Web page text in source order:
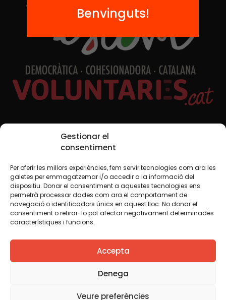
Gestionar el
consentiment
Per oferir les millors experiències, fem servir tecnologies com ara les
galetes per emmagatzemar i/o accedir a la informació del
dispositiu. Donar el consentiment a aquestes tecnologies ens
permetrà processar dades com ara el comportament de
navegació o identificadors únics en aquest lloc. No donar el
consentiment o retirar-lo pot afectar negativament determinades
característiques i funcions.
Accepta
Denega
Veure preferències
Xarxes Socials
TWT YTB IG FB IN
Avís legalPolítica de cookies
Creiem que el coneixement s’ha de compartir. Per això
fem servir una llicència Creative Commons, llevat que en
algun material indiquem el contrari. Us animem a copiar,
redistribuir, remesclar o transformar i crear els continguts
comercial. Només us demanem que reconegueu
Benvinguts!